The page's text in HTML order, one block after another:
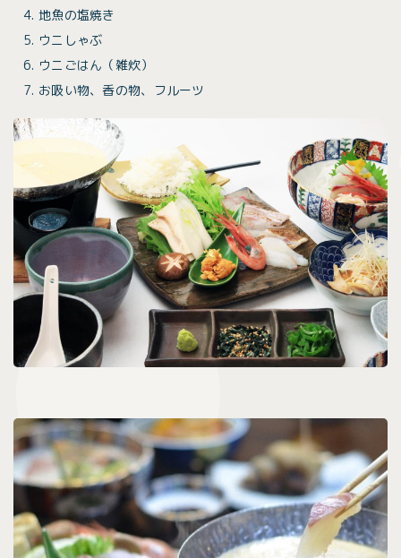
地魚の塩焼き
ウニしゃぶ
ウニごはん（雑炊）
お吸い物、香の物、フルーツ